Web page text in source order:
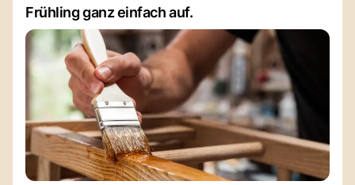
Frühling ganz einfach auf.